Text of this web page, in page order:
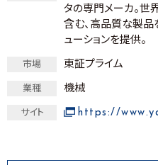
タの専門メーカ。世
含む、高品質な製品
ューションを提供。
市場 東証プライム
業種 機械
サイト https://